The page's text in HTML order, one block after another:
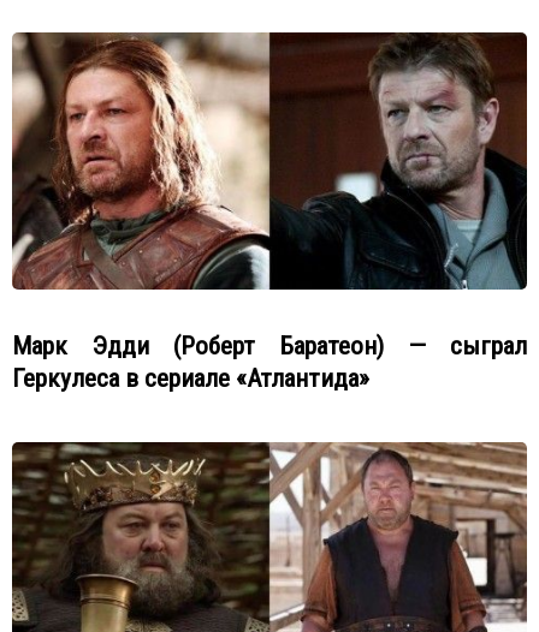
Марк Эдди (Роберт Баратеон) — сыграл
Геркулеса в сериале «Атлантида»